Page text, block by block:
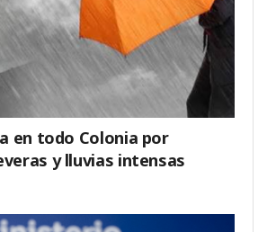
en todo Colonia por
y lluvias intensas